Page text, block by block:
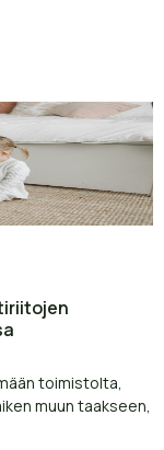
toimistolta,
muun taakseen,